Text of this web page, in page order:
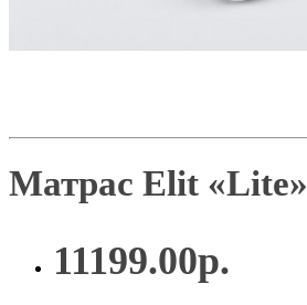
Матрас Elit «Lite»
11199.00р.